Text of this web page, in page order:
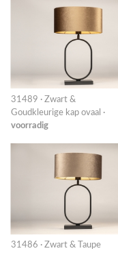
31489 · Zwart &
Goudkleurige kap ovaal ·
voorradig
31486 · Zwart & Taupe